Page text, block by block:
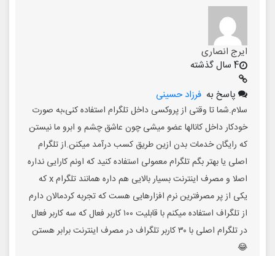
ایرج انصاری
4 سال گذشته
پاسخ به فرزاد حسینی
سلام.شما تا وقتی از پروکسی داخل تلگرام استفاده کنی،به صورت
خودکار داخل کانالها عضو میشی چون عاشق چشم و ابرو ما نیستن
که رایگان خدمات بدن ازین طریق کسب درآمد میکنن.از تلگرام
اصلی یا بهتر بگم تلگرام معمولی استفاده کنید که اونم کارایی نداره
اصلا و مصرف اینترنت بسیار بالایی هم داره همانند تلگرام x که
یکی از پر مصرفترین نرم افزارهایی هست که تجربه کردمالان دارم
از تلگراف استفاده میکنم با قابلیت ۱۰۰ کاربر فعال که سه کاربر فعال
در تلگرام اصلی با ۳۰ کاربر تلگراف در مصرف اینترنت برابر هستن
😂